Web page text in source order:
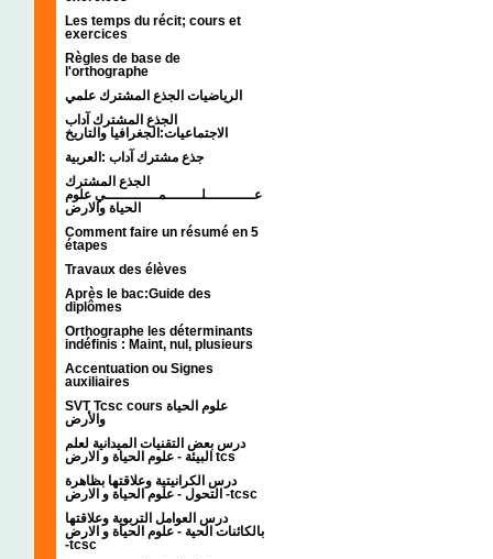
Les temps du récit; cours et
exercices
Règles de base de
l'orthographe
الرياضيات الجذع المشترك علمي
الجذع المشترك آداب
الاجتماعيات:الجغرافيا والتاريخ
جذع مشترك آداب :العربية
الجذع المشترك
عـــــــــــلــــــــمــــــــــــي علوم
الحياة والارض
Comment faire un résumé en 5
étapes
Travaux des élèves
Après le bac:Guide des
diplômes
Orthographe les déterminants
indéfinis : Maint, nul, plusieurs
Accentuation ou Signes
auxiliaires
SVT Tcsc cours علوم الحياة
والأرض
درس بعض التقنيات الميدانية لعلم
البيئة - علوم الحياة و الارض tcs
درس الكرانيتية وعلاقتها بظاهرة
التحول - علوم الحياة و الارض -tcsc
درس العوامل التربوية وعلاقتها
بالكائنات الحية - علوم الحياة و الارض
-tcsc